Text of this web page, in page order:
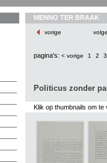
MENNO TER BRAAK
vorige
pagina's: < vorige 1 2 3
Politicus zonder
Klik op thumbnails om te